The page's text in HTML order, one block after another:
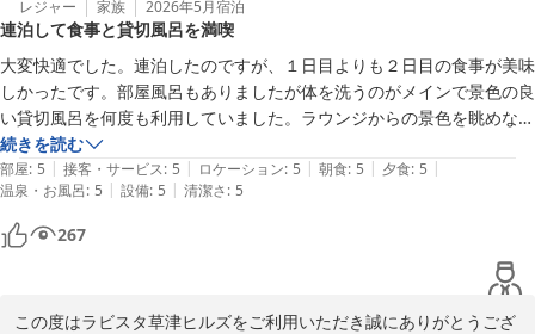
次回お越しいただく際にも、今回以上に思い出に残るひとときをお
過ごしいただけますよう、スタッフ一同精進して参ります。
この度は温かいご投稿をお寄せいただき、誠にありがとうございま
した。
またお二人にお会いできます日を、スタッフ一同心よりお待ちして
おります。
ラビスタ草津ヒルズ　フロント　堂坂
ラビスタ草津ヒルズ（共立リゾート）
レジャー 家族 2026年5月宿泊
連泊して食事と貸切風呂を満喫
大変快適でした。連泊したのですが、１日目よりも２日目の食事が美味
しかったです。部屋風呂もありましたが体を洗うのがメインで景色の良
い貸切風呂を何度も利用していました。ラウンジからの景色を眺めなが
らのコーヒータイムもよかったです。朝食もおいしかったです。また、
７月に予約しました。メニューが変わっていると思うので楽しみです。
続きを読む
部屋: 5 | 接客・サービス: 5 | ロケーション: 5 | 朝食: 5 | 夕食: 5 |
温泉・お風呂: 5 | 設備: 5 | 清潔さ: 5
267
この度はラビスタ草津ヒルズをご利用いただき誠にありがとうござ